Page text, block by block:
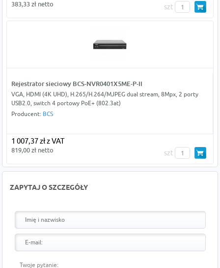
383,33 zł netto szt
Rejestrator sieciowy BCS-NVR0401X5ME-P-II
VGA, HDMI (4K UHD), H.265/H.264/MJPEG dual stream, 8Mpx, 2 porty
USB2.0, switch 4 portowy PoE+ (802.3at)
Producent: BCS
1 007,37 zł z VAT
819,00 zł netto szt
ZAPYTAJ O SZCZEGÓŁY
Twoje pytanie: